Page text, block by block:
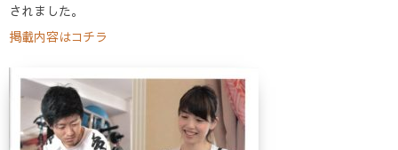
されました。
掲載内容はコチラ